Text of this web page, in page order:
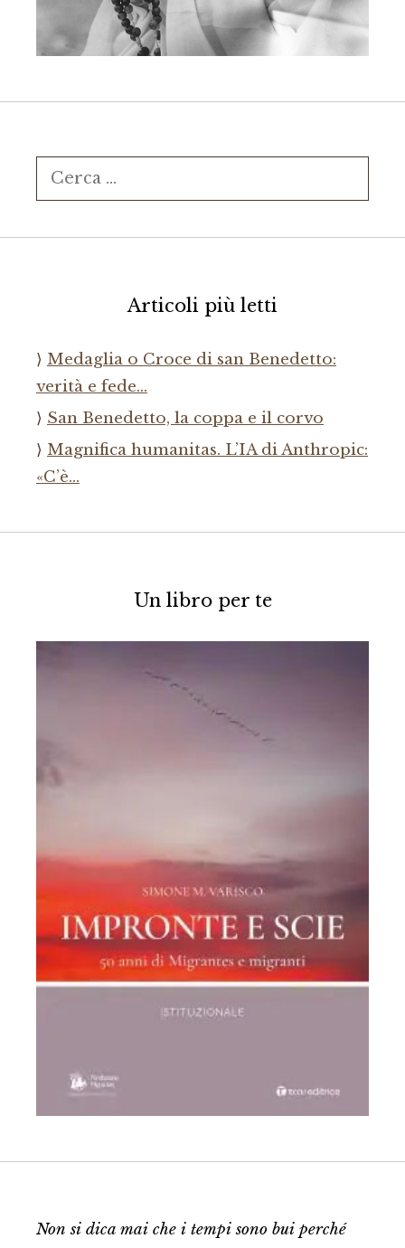
Ricerca
per:
Articoli più letti
Medaglia o Croce di san Benedetto:
verità e fede…
San Benedetto, la coppa e il corvo
Magnifica humanitas. L’IA di Anthropic:
«C’è…
Un libro per te
Non si dica mai che i tempi sono bui perché